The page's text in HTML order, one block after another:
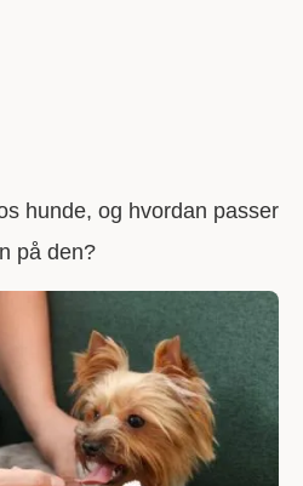
hunde, og hvordan passer
på den?